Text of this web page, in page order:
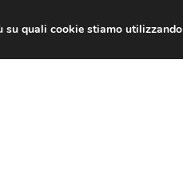
su quali cookie stiamo utilizzando